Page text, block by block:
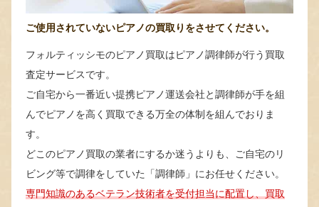
ご使用されていないピアノの買取りをさせてください。
フォルティッシモのピアノ買取はピアノ調律師が行う買取
査定サービスです。
ご自宅から一番近い提携ピアノ運送会社と調律師が手を組
んでピアノを高く買取できる万全の体制を組んでおりま
す。
どこのピアノ買取の業者にするか迷うよりも、ご自宅のリ
ビング等で調律をしていた「調律師」にお任せください。
専門知識のあるベテラン技術者を受付担当に配置し、買取